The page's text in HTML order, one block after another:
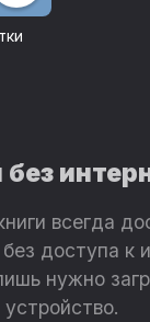
всегда
доступа к
нужно
устройство.